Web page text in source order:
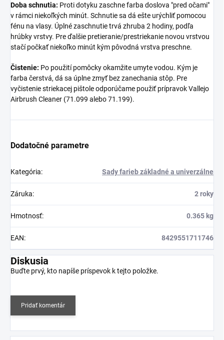
Doba schnutia: Proti dotyku zaschne farba doslova "pred očami"
v rámci niekoľkých minút. Schnutie sa dá ešte urýchliť pomocou
fénu na vlasy. Úplné zaschnutie trvá zhruba 2 hodiny, podľa
hrúbky vrstvy. Pre ďalšie pretieranie/prestriekanie novou vrstvou
stačí počkať niekoľko minút kým pôvodná vrstva preschne.
Čistenie: Po použití pomôcky okamžite umyte vodou. Kým je
farba čerstvá, dá sa úplne zmyť bez zanechania stôp. Pre
vyčistenie striekacej pištole odporúčame použiť prípravok Vallejo
Airbrush Cleaner (71.099 alebo 71.199).
Dodatočné parametre
Kategória: Sady farieb základné a univerzálne
Záruka: 2 roky
Hmotnosť: 0.365 kg
EAN: 8429551711746
Diskusia
Buďte prvý, kto napíše príspevok k tejto položke.
Pridať komentár